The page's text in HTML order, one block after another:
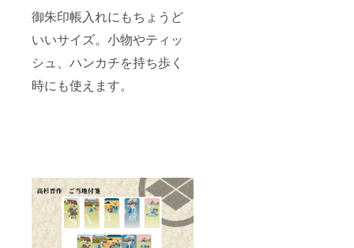
御朱印帳入れにもちょうど
いいサイズ。小物やティッ
シュ、ハンカチを持ち歩く
時にも使えます。